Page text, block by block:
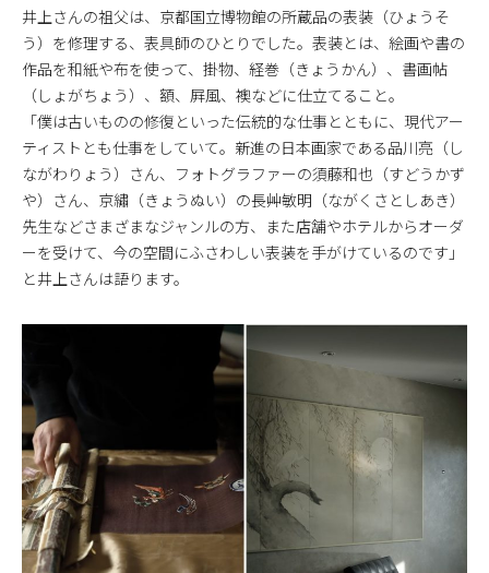
井上さんの祖父は、京都国立博物館の所蔵品の表装（ひょうそ
う）を修理する、表具師のひとりでした。表装とは、絵画や書の
作品を和紙や布を使って、掛物、経巻（きょうかん）、書画帖
（しょがちょう）、額、屛風、襖などに仕立てること。
「僕は古いものの修復といった伝統的な仕事とともに、現代アー
ティストとも仕事をしていて。新進の日本画家である品川亮（し
ながわりょう）さん、フォトグラファーの須藤和也（すどうかず
や）さん、京繡（きょうぬい）の長艸敏明（ながくさとしあき）
先生などさまざまなジャンルの方、また店舗やホテルからオーダ
ーを受けて、今の空間にふさわしい表装を手がけているのです」
と井上さんは語ります。